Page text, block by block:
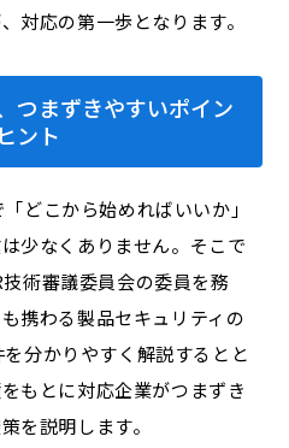
対応の第一歩となります。
つまずきやすいポイン
ント
どこから始めればいいか」
少なくありません。そこで
術審議委員会の委員を務
携わる製品セキュリティの
分かりやすく解説するとと
もとに対応企業がつまずき
を説明します。